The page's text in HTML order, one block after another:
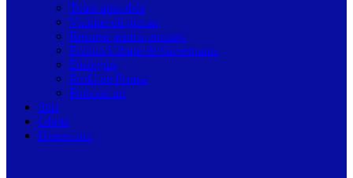
Toate articolele
Viziune de primar
Resurse pentru primarii
Politici Urbane & Guvernanta
Dialoguri
Profil de Primar
Podcast-uri
Stiri
Oferte
Despre noi